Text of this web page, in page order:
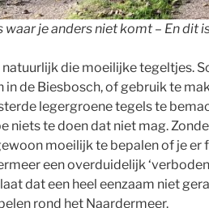
waar je anders niet komt – En dit
natuurlijk die moeilijke tegeltjes.
in de Biesbosch, of gebruik te
legergroene tegels te
niets te doen dat niet mag.
moeilijk te bepalen of je er
een overduidelijk
dat een heel eenzaam niet
rond het Naardermeer.